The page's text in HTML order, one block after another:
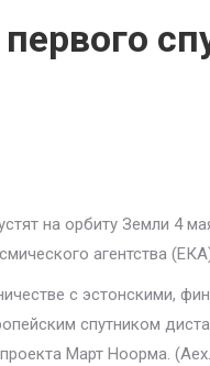
на орбиту Земли 4
агентства
с эстонскими,
спутником
Март Ноорма.